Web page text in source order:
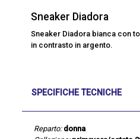
Sneaker Diadora
Sneaker Diadora bianca con
in contrasto in argento.
SPECIFICHE TECNICHE
Reparto: donna